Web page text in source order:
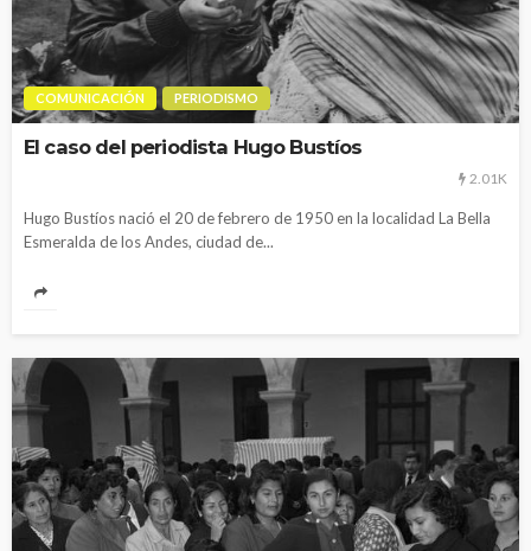
COMUNICACIÓN PERIODISMO
El caso del periodista Hugo Bustíos
2.01K
Hugo Bustíos nació el 20 de febrero de 1950 en la localidad La Bella
Esmeralda de los Andes, ciudad de...